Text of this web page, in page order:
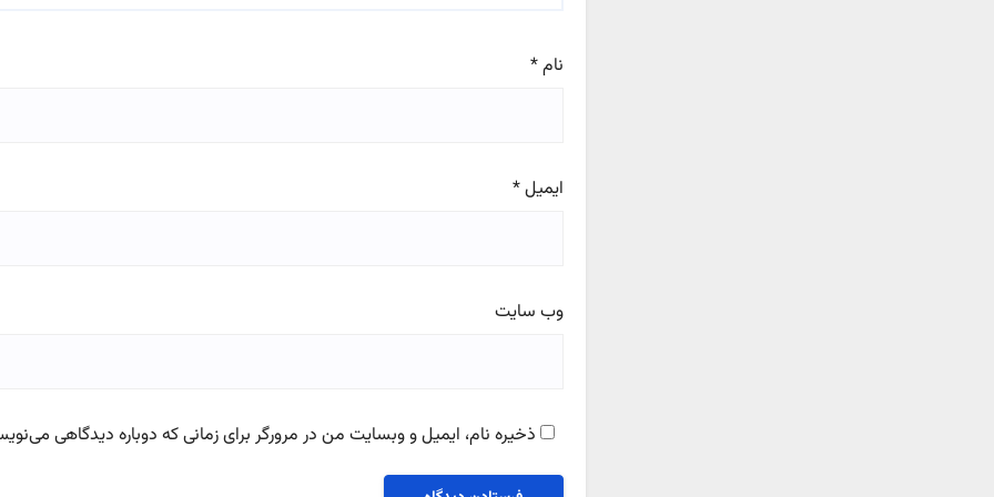
نام*
ایمیل*
وب‌ سایت
ذخیره نام، ایمیل و وبسایت من در مرورگر برای زمانی که دوباره دیدگاهی